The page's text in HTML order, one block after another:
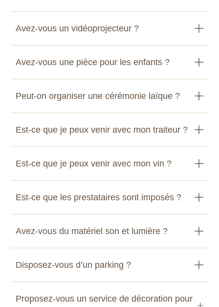
Avez-vous un vidéoprojecteur ?
Avez-vous une pièce pour les enfants ?
Peut-on organiser une cérémonie laïque ?
Est-ce que je peux venir avec mon traiteur ?
Est-ce que je peux venir avec mon vin ?
Est-ce que les prestataires sont imposés ?
Avez-vous du matériel son et lumière ?
Disposez-vous d’un parking ?
Proposez-vous un service de décoration pour